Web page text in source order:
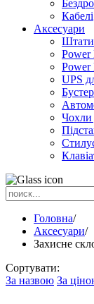
Кабелі
Аксесуари
Power
Power
UPS
Чохли
Головна/
Аксесуари/
Захисне
Сортувати:
За назвою За